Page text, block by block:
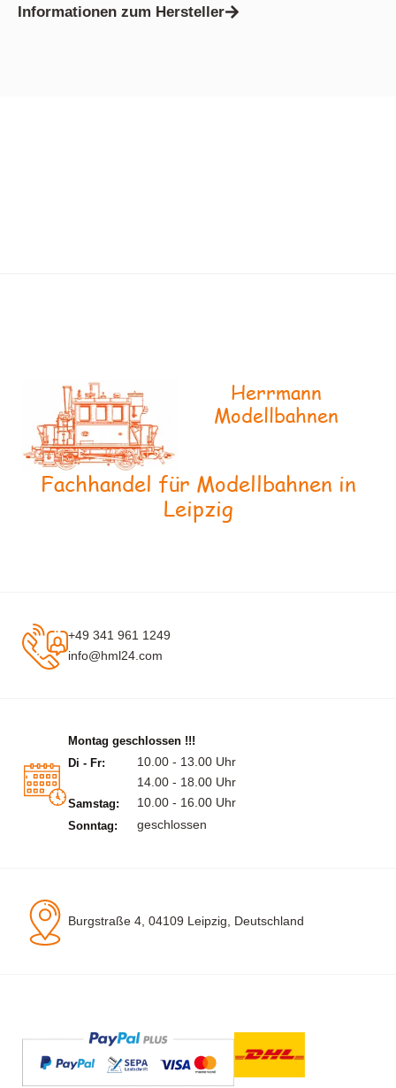
Informationen zum Hersteller
Herrmann
Modellbahnen
Fachhandel für Modellbahnen in
Leipzig
+49 341 961 1249
info@hml24.com
Montag geschlossen !!!
Di - Fr:
10.00 - 13.00 Uhr
14.00 - 18.00 Uhr
Samstag: 10.00 - 16.00 Uhr
Sonntag: geschlossen
Burgstraße 4, 04109 Leipzig, Deutschland